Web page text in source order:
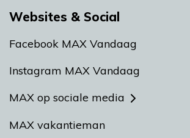
Websites & Social
Facebook MAX Vandaag
Instagram MAX Vandaag
MAX op sociale media
MAX vakantieman